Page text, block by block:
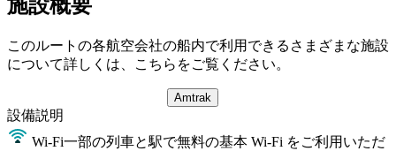
施設概要
このルートの各航空会社の船内で利用できるさまざまな施設
について詳しくは、こちらをご覧ください。
Amtrak
設備説明
Wi-Fi一部の列車と駅で無料の基本 Wi-Fi をご利用いただ